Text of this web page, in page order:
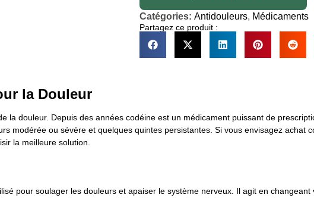
Catégories: Antidouleurs, Médicaments
Partagez ce produit :
la Douleur
la douleur. Depuis des années codéine est un médicament puissant de
modérée ou sévère et quelques quintes persistantes. Si vous envisagez
la meilleure solution.
pour soulager les douleurs et apaiser le système nerveux. Il agit en